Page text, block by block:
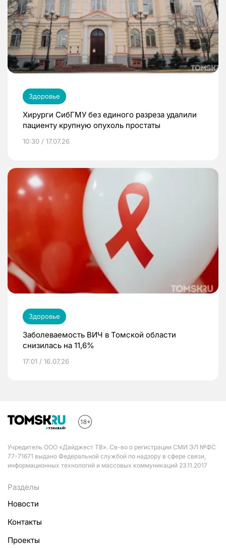
Здоровье
Хирурги СибГМУ без единого разреза удалили
пациенту крупную опухоль простаты
10:30 / 17.07.26
Здоровье
Заболеваемость ВИЧ в Томской области
снизилась на 11,6%
17:01 / 16.07.26
Учредитель ООО «Дайджест ТВ». Св-во о регистрации СМИ ЭЛ №ФС
77-71671 выдано Федеральной службой по надзору в сфере связи,
информационных технологий и массовых коммуникаций 23.11.2017
Разделы
Новости
Контакты
Проекты